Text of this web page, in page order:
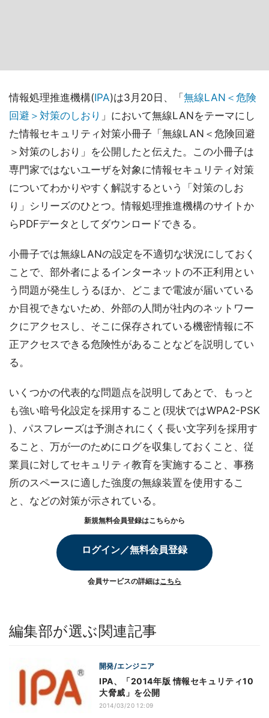
情報処理推進機構(IPA)は3月20日、「 無線LAN＜危険
回避＞対策のしおり 」において無線LANをテーマにし
た情報セキュリティ対策小冊子「無線LAN＜危険回避
＞対策のしおり」を公開したと伝えた。この小冊子は
専門家ではないユーザを対象に情報セキュリティ対策
についてわかりやすく解説するという「対策のしお
り」シリーズのひとつ。情報処理推進機構のサイトか
らPDFデータとしてダウンロードできる。
小冊子では無線LANの設定を不適切な状況にしておく
ことで、部外者によるインターネットの不正利用とい
う問題が発生しうるほか、どこまで電波が届いている
か目視できないため、外部の人間が社内のネットワー
クにアクセスし、そこに保存されている機密情報に不
正アクセスできる危険性があることなどを説明してい
る。
いくつかの代表的な問題点を説明してあとで、もっと
も強い暗号化設定を採用すること(現状ではWPA2-PSK
)、パスフレーズは予測されにくく長い文字列を採用す
ること、万が一のためにログを収集しておくこと、従
業員に対してセキュリティ教育を実施すること、事務
所のスペースに適した強度の無線装置を使用するこ
と、などの対策が示されている。
新規無料会員登録はこちらから
ログイン／無料会員登録
会員サービスの詳細はこちら
編集部が選ぶ関連記事
開発/エンジニア
IPA、「2014年版 情報セキュリティ10
大脅威」を公開
2014/03/20 12:09